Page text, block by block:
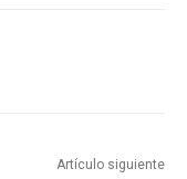
Artículo siguiente